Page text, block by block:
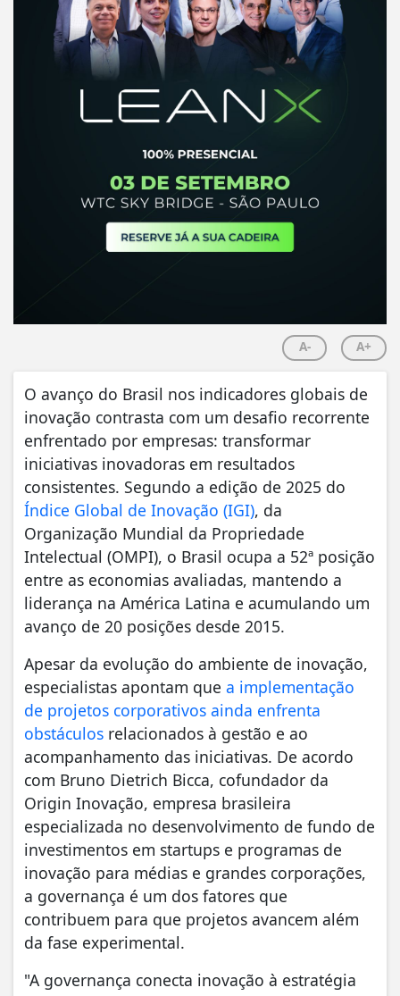
A- A+
O avanço do Brasil nos indicadores globais de
inovação contrasta com um desafio recorrente
enfrentado por empresas: transformar
iniciativas inovadoras em resultados
consistentes. Segundo a edição de 2025 do
Índice Global de Inovação (IGI), da
Organização Mundial da Propriedade
Intelectual (OMPI), o Brasil ocupa a 52ª posição
entre as economias avaliadas, mantendo a
liderança na América Latina e acumulando um
avanço de 20 posições desde 2015.
Apesar da evolução do ambiente de inovação,
especialistas apontam que a implementação
de projetos corporativos ainda enfrenta
obstáculos relacionados à gestão e ao
acompanhamento das iniciativas. De acordo
com Bruno Dietrich Bicca, cofundador da
Origin Inovação, empresa brasileira
especializada no desenvolvimento de fundo de
investimentos em startups e programas de
inovação para médias e grandes corporações,
a governança é um dos fatores que
contribuem para que projetos avancem além
da fase experimental.
"A governança conecta inovação à estratégia